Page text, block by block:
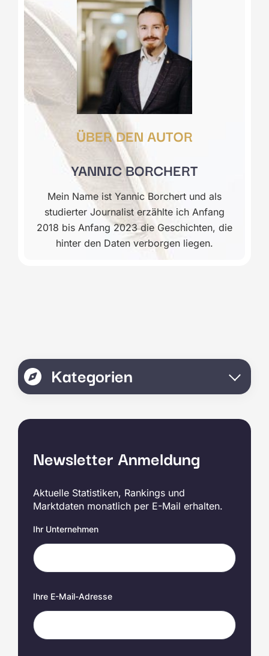
ÜBER DEN AUTOR
YANNIC BORCHERT
Mein Name ist Yannic Borchert und als
studierter Journalist erzählte ich Anfang
2018 bis Anfang 2023 die Geschichten, die
hinter den Daten verborgen liegen.
Kategorien
Newsletter Anmeldung
Aktuelle Statistiken, Rankings und
Marktdaten monatlich per E-Mail erhalten.
Ihr Unternehmen
Ihre E-Mail-Adresse